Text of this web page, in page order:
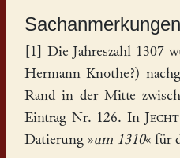
Sachanmerkungen
1
] Die Jahreszahl 1307
Hermann Knothe?)
Rand in der Mitte
Eintrag Nr. 126. In Jecht
Datierung »um 1310« für